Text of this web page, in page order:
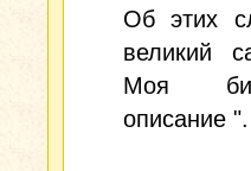
Об этих
великий
Моя
описание